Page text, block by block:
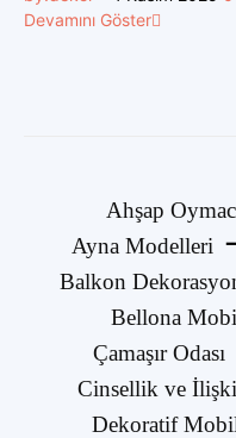
Devamını Göster
Ahşap
Ayna Modelleri
Balkon
Bellona
Çamaşır Odası
Cinsellik ve İlişki
Dekoratif